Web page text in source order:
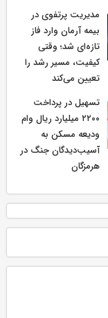
مدیریت پرتفوی در
بیمه آرمان وارد فاز
تازه‌ای شد؛ وقتی
کیفیت، مسیر رشد را
تعیین می‌کند
تسهیل در پرداخت
۲۲۰۰ میلیارد ریال وام
ودیعه مسکن به
آسیب‌دیدگان جنگ در
هرمزگان